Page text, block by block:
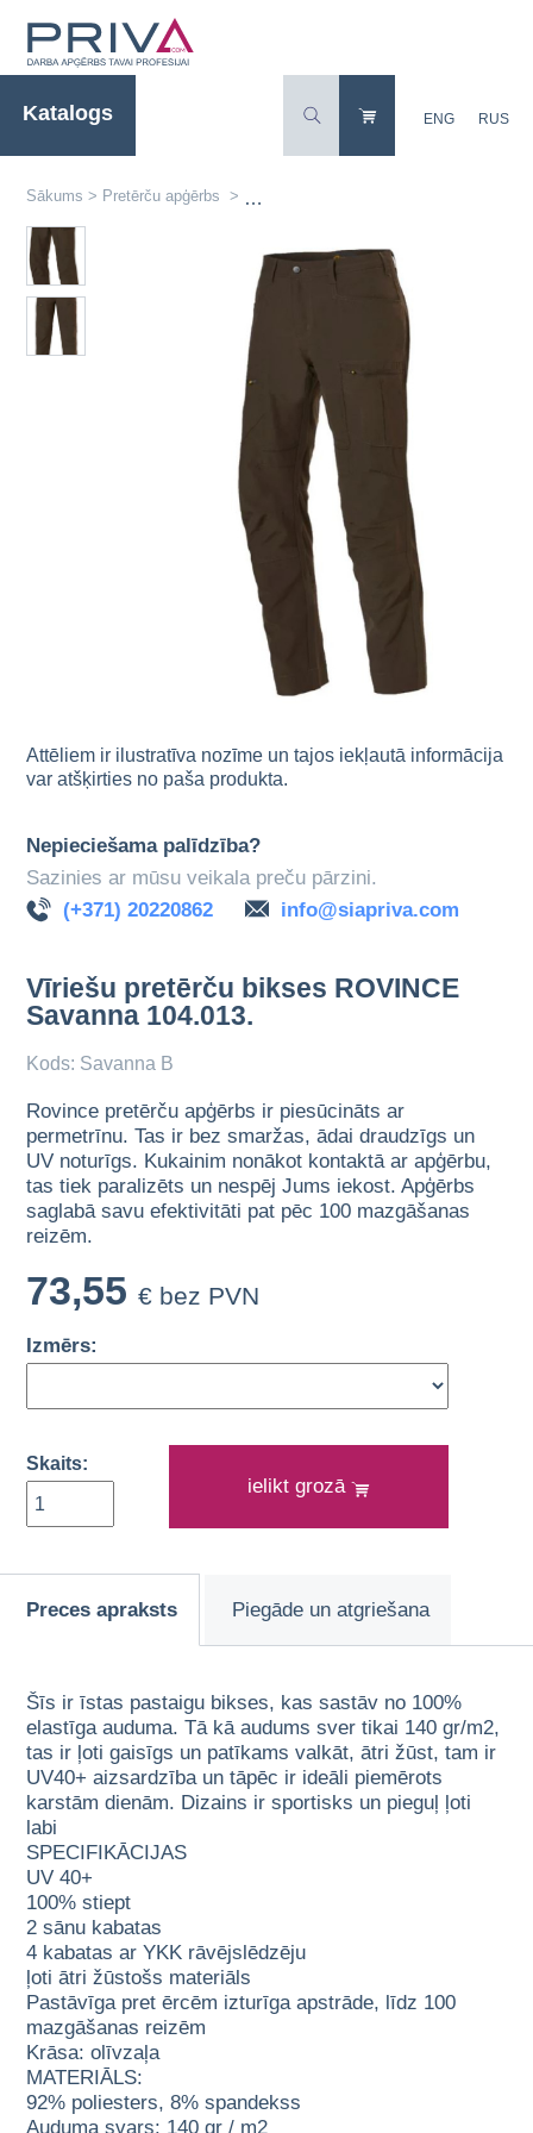
Katalogs ENG RUS
Sākums > Pretērču apģērbs >
Attēliem ir ilustratīva nozīme un tajos iekļautā informācija
var atšķirties no paša produkta.
Nepieciešama palīdzība?
Sazinies ar mūsu veikala preču pārzini.
(+371) 20220862
info@siapriva.com
Vīriešu pretērču bikses ROVINCE
Savanna 104.013.
Kods: Savanna B
Rovince pretērču apģērbs ir piesūcināts ar
permetrīnu. Tas ir bez smaržas, ādai draudzīgs un
UV noturīgs. Kukainim nonākot kontaktā ar apģērbu,
tas tiek paralizēts un nespēj Jums iekost. Apģērbs
saglabā savu efektivitāti pat pēc 100 mazgāšanas
reizēm.
73,55 € bez PVN
Izmērs:
Skaits:
ielikt grozā
Preces apraksts Piegāde un atgriešana
Šīs ir īstas pastaigu bikses, kas sastāv no 100%
elastīga auduma. Tā kā audums sver tikai 140 gr/m2,
tas ir ļoti gaisīgs un patīkams valkāt, ātri žūst, tam ir
UV40+ aizsardzība un tāpēc ir ideāli piemērots
karstām dienām. Dizains ir sportisks un pieguļ ļoti
labi
SPECIFIKĀCIJAS
UV 40+
100% stiept
2 sānu kabatas
4 kabatas ar YKK rāvējslēdzēju
ļoti ātri žūstošs materiāls
Pastāvīga pret ērcēm izturīga apstrāde, līdz 100
mazgāšanas reizēm
Krāsa: olīvzaļa
MATERIĀLS:
92% poliesters, 8% spandekss
Auduma svars: 140 gr / m2